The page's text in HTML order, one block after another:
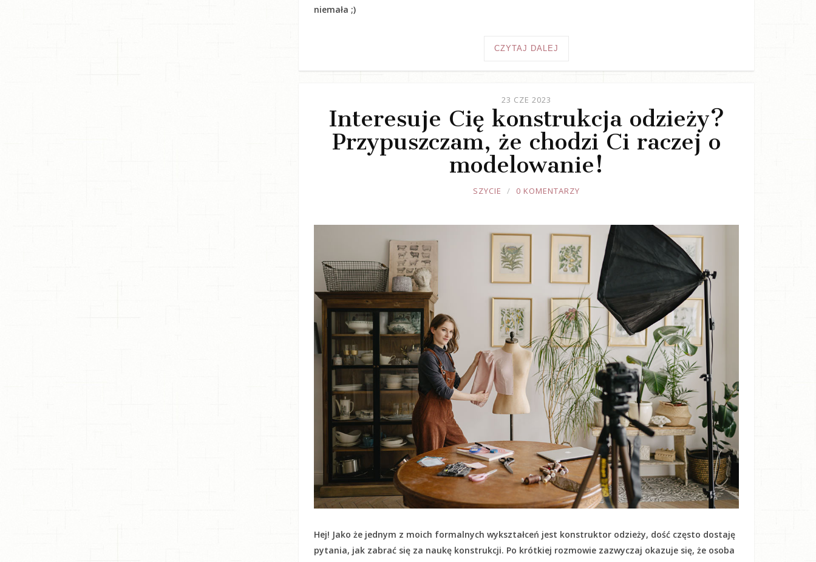
niemała ;)
CZYTAJ DALEJ
23 CZE 2023
Interesuje Cię konstrukcja odzieży?
Przypuszczam, że chodzi Ci raczej o
modelowanie!
JOULE
SZYCIE 0 KOMENTARZY
Hej! Jako że jednym z moich formalnych wykształceń jest konstruktor odzieży, dość często dostaję
pytania, jak zabrać się za naukę konstrukcji. Po krótkiej rozmowie zazwyczaj okazuje się, że osoba